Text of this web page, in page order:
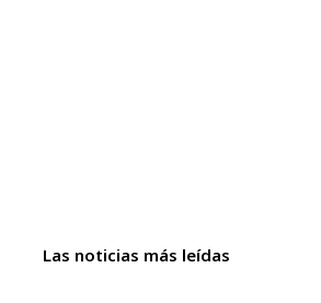
Las noticias más leídas